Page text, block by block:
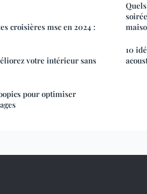
croisières msc en 2024 :
votre intérieur sans
pour optimiser
10